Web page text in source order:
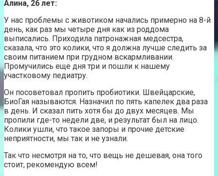
Алина, 26 лет:
У нас проблемы с животиком начались примерно на 8-й
день, как раз мы четыре дня как из роддома
выписались. Приходила патронажная медсестра,
сказала, что это колики, что я должна лучше следить за
своим питанием при грудном вскармливании.
Промучились еще дня три и пошли к нашему
участковому педиатру.
Он посоветовал пропить пробиотики. Швейцарские,
БиоГая называются. Назначил по пять капелек два раза
в день. И сказал пить хотя бы до двух месяцев. Мы
пропили где-то недели две, и результат был на лицо.
Колики ушли, что такое запоры и прочие детские
неприятности, мы так и не узнали.
Так что несмотря на то, что вещь не дешевая, она того
стоит, рекомендую всем!